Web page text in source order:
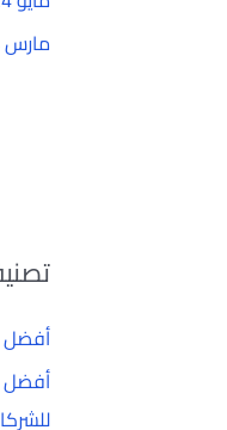
مارس 2024
أفضل
أفضل